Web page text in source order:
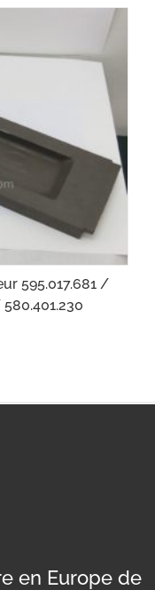
595.017.681 /
en Europe de